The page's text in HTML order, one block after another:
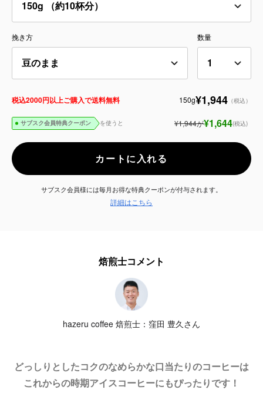
よくある質問
挽き方 数量
税込2000円以上ご購入で送料無料 150g¥1,944 （税込）
サブスク会員特典クーポン を使うと ¥1,944が¥1,644(税込)
カートに入れる
サブスク会員様には毎月お得な特典クーポンが付与されます。
詳細はこちら
焙煎士コメント
hazeru coffee 焙煎士：窪田 豊久さん
どっしりとしたコクのなめらかな口当たりのコーヒーは
これからの時期アイスコーヒーにもぴったりです！